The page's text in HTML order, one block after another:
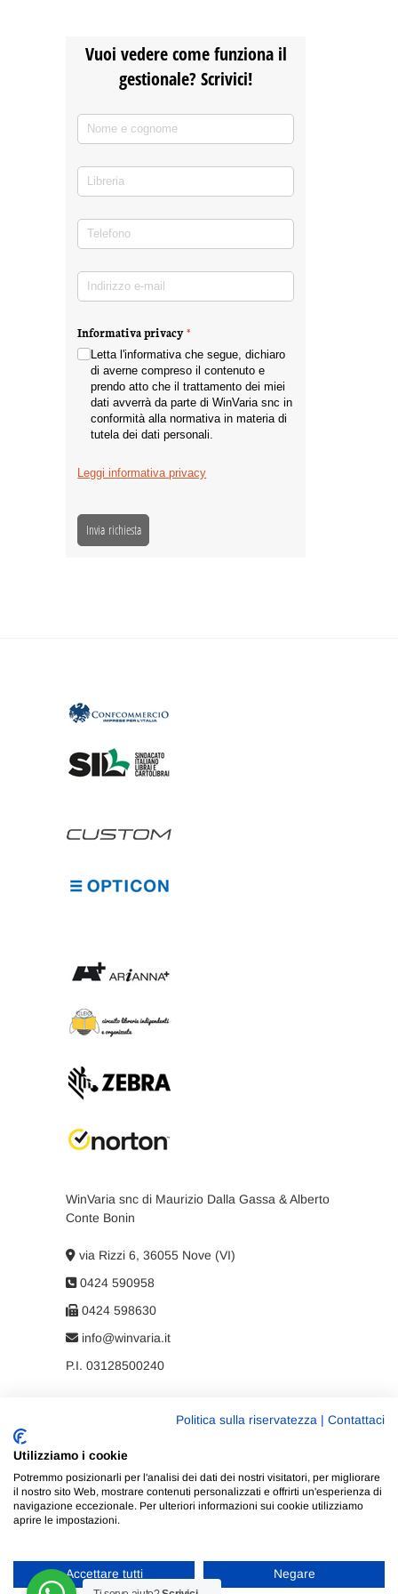
Vuoi vedere come funziona il
gestionale? Scrivici!
Nome e cognome
Libreria
Telefono
Indirizzo e-mail(richiesto)
Informativa privacy*
(richiesto)
Letta l'informativa che segue, dichiaro
di averne compreso il contenuto e
prendo atto che il trattamento dei miei
dati avverrà da parte di WinVaria snc in
conformità alla normativa in materia di
tutela dei dati personali.
Leggi informativa privacy
Invia richiesta
WinVaria snc di Maurizio Dalla Gassa & Alberto
Conte Bonin
via Rizzi 6, 36055 Nove (VI)
0424 590958
0424 598630
info@winvaria.it
P.I. 03128500240
Privacy policy
WinVaria
Tema Freesia
Politica sulla riservatezza Contattaci
Utilizziamo i cookie
Potremmo posizionarli per l'analisi dei dati dei nostri visitatori, per migliorare
il nostro sito Web, mostrare contenuti personalizzati e offrirti un'esperienza di
navigazione eccezionale. Per ulteriori informazioni sui cookie utilizziamo
aprire le impostazioni.
Accettare tutti Negare